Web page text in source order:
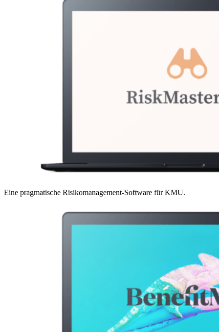
Eine pragmatische Risikomanagement-Software für KMU.